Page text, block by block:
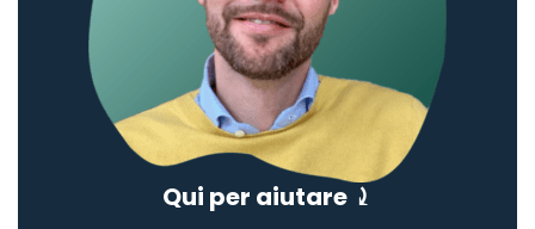
Qui per aiutare ⤸